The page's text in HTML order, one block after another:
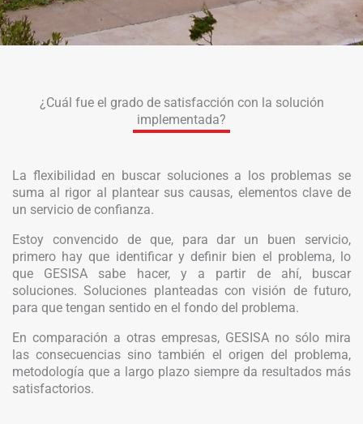
¿Cuál fue el grado de satisfacción con la solución
implementada?
La flexibilidad en buscar soluciones a los problemas se
suma al rigor al plantear sus causas, elementos clave de
un servicio de confianza.
Estoy convencido de que, para dar un buen servicio,
primero hay que identificar y definir bien el problema, lo
que GESISA sabe hacer, y a partir de ahí, buscar
soluciones. Soluciones planteadas con visión de futuro,
para que tengan sentido en el fondo del problema.
En comparación a otras empresas, GESISA no sólo mira
las consecuencias sino también el origen del problema,
metodología que a largo plazo siempre da resultados más
satisfactorios.